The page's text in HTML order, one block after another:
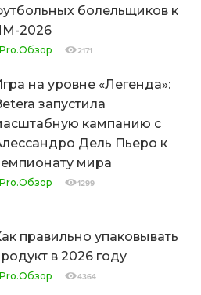
болельщиков к
2026
2171
на уровне «Легенда»:
запустила
кампанию с
Дель Пьеро к
мира
1299
правильно упаковывать
в 2026 году
4364